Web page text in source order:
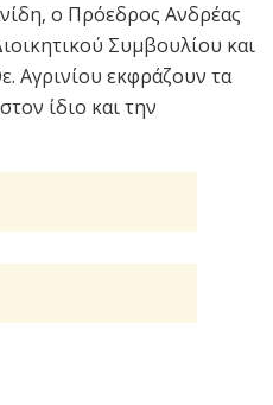
ο Πρόεδρος Ανδρέας
Συμβουλίου και
Αγρινίου εκφράζουν τα
ίδιο και την